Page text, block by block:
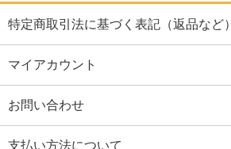
特定商取引法に基づく表記（返品など）
マイアカウント
お問い合わせ
支払い方法について